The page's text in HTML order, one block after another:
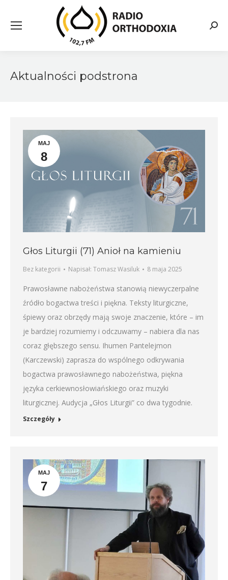
Aktualności podstrona
MAJ
8
Głos Liturgii (71) Anioł na kamieniu
Bez kategorii Napisał: Tomasz Wasiluk 8 maja 2025
Prawosławne nabożeństwa stanowią niewyczerpalne
źródło bogactwa treści i piękna. Teksty liturgiczne,
śpiewy oraz obrzędy mają swoje znaczenie, które – im
je bardziej rozumiemy i odczuwamy – nabiera dla nas
coraz głębszego sensu. Ihumen Pantelejmon
(Karczewski) zaprasza do wspólnego odkrywania
bogactwa prawosławnego nabożeństwa, piękna
języka cerkiewnosłowiańskiego oraz muzyki
liturgicznej. Audycja „Głos Liturgii” co dwa tygodnie.
Szczegóły
MAJ
7